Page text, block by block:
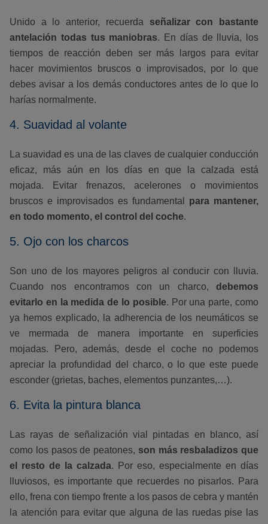
Unido a lo anterior, recuerda señalizar con bastante
antelación todas tus maniobras. En días de lluvia, los
tiempos de reacción deben ser más largos para evitar
hacer movimientos bruscos o improvisados, por lo que
debes avisar a los demás conductores antes de lo que lo
harías normalmente.
4. Suavidad al volante
La suavidad es una de las claves de cualquier conducción
eficaz, más aún en los días en que la calzada está
mojada. Evitar frenazos, acelerones o movimientos
bruscos e improvisados es fundamental para mantener,
en todo momento, el control del coche.
5. Ojo con los charcos
Son uno de los mayores peligros al conducir con lluvia.
Cuando nos encontramos con un charco, debemos
evitarlo en la medida de lo posible. Por una parte, como
ya hemos explicado, la adherencia de los neumáticos se
ve mermada de manera importante en superficies
mojadas. Pero, además, desde el coche no podemos
apreciar la profundidad del charco, o lo que este puede
esconder (grietas, baches, elementos punzantes,…).
6. Evita la pintura blanca
Las rayas de señalización vial pintadas en blanco, así
como los pasos de peatones, son más resbaladizos que
el resto de la calzada. Por eso, especialmente en días
lluviosos, es importante que recuerdes no pisarlos. Para
ello, frena con tiempo frente a los pasos de cebra y mantén
la atención para evitar que alguna de las ruedas pise las